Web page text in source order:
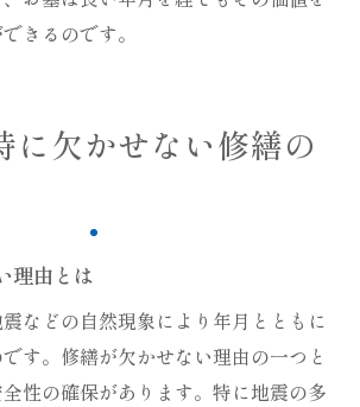
きるのです。
に欠かせない修繕の
理由とは
などの自然現象により年月とともに
す。修繕が欠かせない理由の一つと
性の確保があります。特に地震の多